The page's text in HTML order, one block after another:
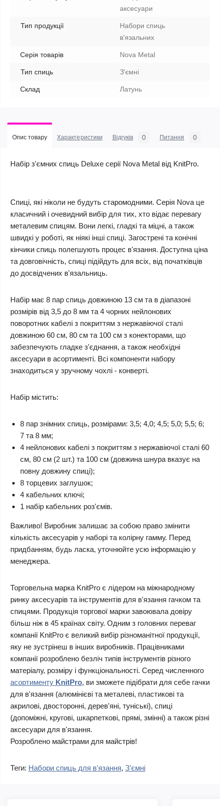
аксесуари
Тип продукції
Набори спиць
в'язальних
Серія товарів Nova Metal
Тип спиць З'ємні
Склад Латунь
Опис товару Характеристики Відгуків 0 Питання 0
Набір з'ємних спиць Deluxe серії Nova Metal від KnitPro.
Спиці, які ніколи не будуть старомодними. Серія Nova це
класичний і очевидний вибір для тих, хто відає перевагу
металевим спицям. Вони легкі, гладкі та міцні, а також
швидкі у роботі, як ніякі інші спиці. Загострені та конічні
кінчики спиць полегшують процес в'язання. Доступна ціна
та довговічність, спиці підійдуть для всіх, від початківців
до досвідчених в'язальниць.
Набір має 8 пар спиць довжиною 13 см та в діапазоні
розмірів від 3,5 до 8 мм та 4 чорних нейлонових
поворотних кабелі з покриттям з нержавіючої сталі
довжиною 60 см, 80 см та 100 см з конекторами, що
забезпечують гладке з'єднання, а також необхідні
аксесуари в асортименті. Всі компоненти набору
знаходиться у зручному чохлі - конверті.
Набір містить:
8 пар знімних спиць, розмірами: 3,5; 4,0; 4,5; 5,0; 5,5; 6;
7 та 8 мм;
4 нейлонових кабелі з покриттям з нержавіючої сталі 60
см, 80 см (2 шт.) та 100 см (довжина шнура вказує на
повну довжину спиці);
8 торцевих заглушок;
4 кабельних ключі;
1 набір кабельних роз'ємів.
Важливо! Виробник залишає за собою право змінити
кількість аксесуарів у наборі та колірну гамму. Перед
придбанням, будь ласка, уточнюйте усю інформацію у
менеджера.
Торговельна марка KnitPro є лідером на міжнародному
ринку аксесуарів та інструментів для в'язання гачком та
спицями. Продукція торгової марки завоювала довіру
більш ніж в 45 країнах світу. Одним з головних переваг
компанії KnitPro є великий вибір різноманітної продукції,
яку не зустрінеш в інших виробників. Працівниками
компанії розроблено безліч типів інструментів різного
матеріалу, розміру і функціональності. Серед численного
асортименту KnitPro, ви зможете підібрати для себе гачки
для в'язання (алюмінієві та металеві, пластикові та
акрилові, двосторонні, дерев'яні, туніські), спиці
(допоміжні, кругові, шкарпеткові, прямі, змінні) а також різні
аксесуари для в'язання.
Розроблено майстрами для майстрів!
Теги: Набори спиць для в'язання, З'ємні